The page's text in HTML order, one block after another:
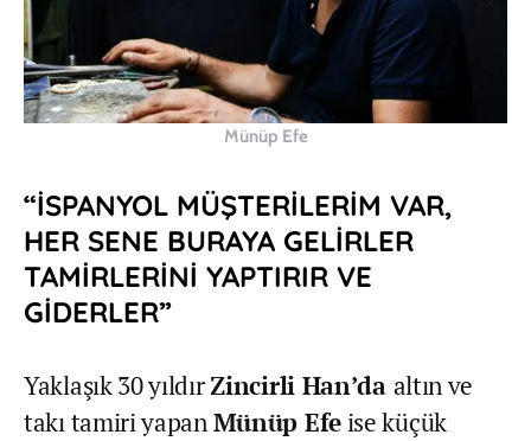
Münüp Efe
“İSPANYOL MÜŞTERİLERİM VAR,
HER SENE BURAYA GELİRLER
TAMİRLERİNİ YAPTIRIR VE
GİDERLER”
Yaklaşık 30 yıldırZincirli Han’da altın ve
takı tamiri yapanMünüp Efeise küçük